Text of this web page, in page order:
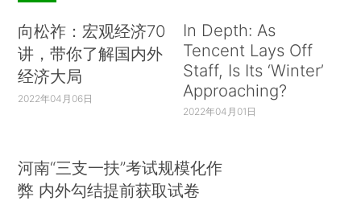
向松祚：宏观经济70
讲，带你了解国内外
经济大局
2022年04月06日
In Depth: As
Tencent Lays Off
Staff, Is Its ‘Winter’
Approaching?
2022年04月01日
河南“三支一扶”考试规模化作
弊 内外勾结提前获取试卷